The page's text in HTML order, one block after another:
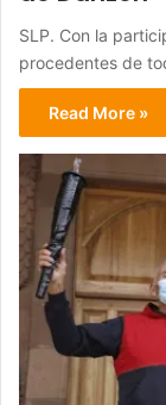
SLP. Con la
procedentes de
Read More »